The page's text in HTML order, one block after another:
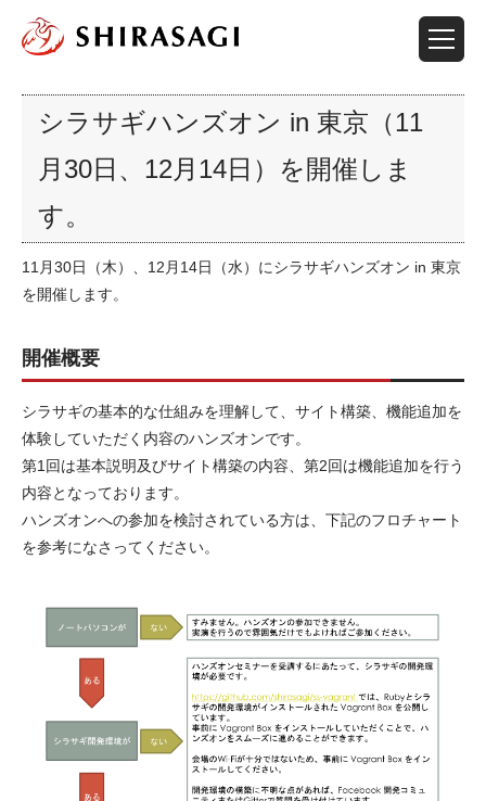
シラサギハンズオン in 東京（11
月30日、12月14日）を開催しま
す。
11月30日（木）、12月14日（水）にシラサギハンズオン in 東京
を開催します。
開催概要
シラサギの基本的な仕組みを理解して、サイト構築、機能追加を
体験していただく内容のハンズオンです。
第1回は基本説明及びサイト構築の内容、第2回は機能追加を行う
内容となっております。
ハンズオンへの参加を検討されている方は、下記のフロチャート
を参考になさってください。